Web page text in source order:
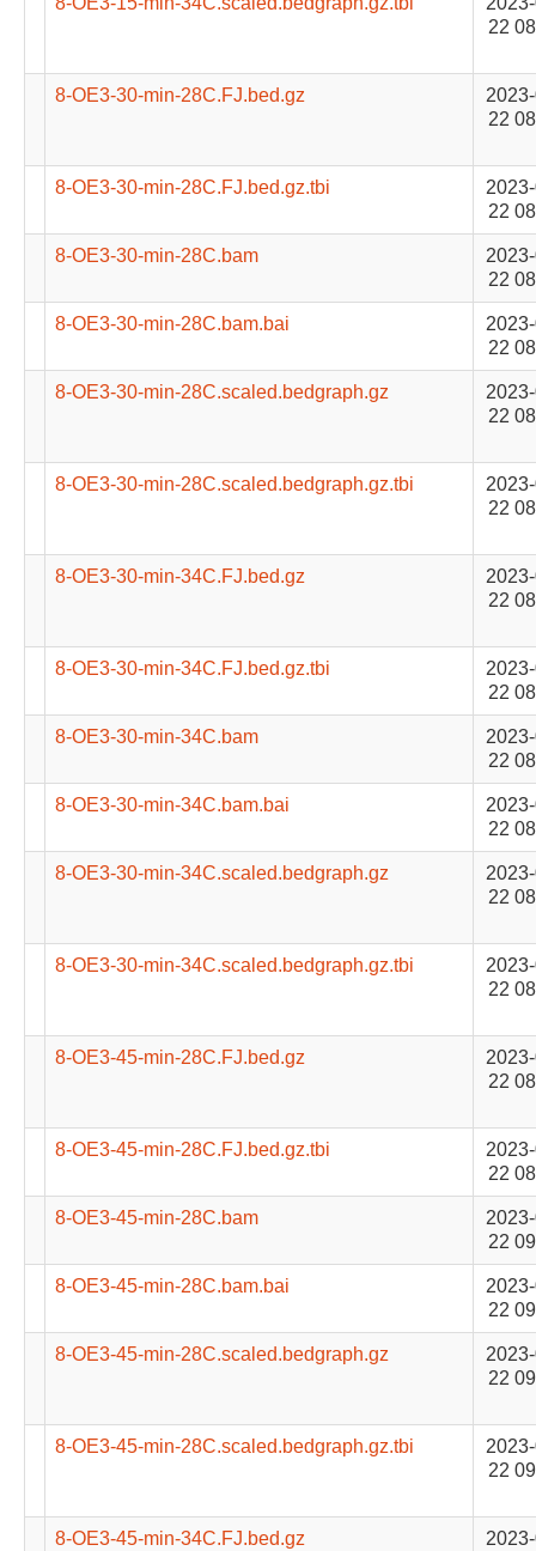
22
8-OE3-30-min-28C.FJ.bed.gz
22
8-OE3-30-min-28C.FJ.bed.gz.tbi
22
8-OE3-30-min-28C.bam
22
8-OE3-30-min-28C.bam.bai
22
8-OE3-30-min-28C.scaled.bedgraph.gz
22
8-OE3-30-min-28C.scaled.bedgraph.gz.tbi
22
8-OE3-30-min-34C.FJ.bed.gz
22
8-OE3-30-min-34C.FJ.bed.gz.tbi
22
8-OE3-30-min-34C.bam
22
8-OE3-30-min-34C.bam.bai
22
8-OE3-30-min-34C.scaled.bedgraph.gz
22
8-OE3-30-min-34C.scaled.bedgraph.gz.tbi
22
8-OE3-45-min-28C.FJ.bed.gz
22
8-OE3-45-min-28C.FJ.bed.gz.tbi
22
8-OE3-45-min-28C.bam
22
8-OE3-45-min-28C.bam.bai
22
8-OE3-45-min-28C.scaled.bedgraph.gz
22
8-OE3-45-min-28C.scaled.bedgraph.gz.tbi
22
8-OE3-45-min-34C.FJ.bed.gz